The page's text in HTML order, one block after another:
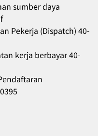
sumber daya
Pekerja (Dispatch) 40-
kerja berbayar 40-